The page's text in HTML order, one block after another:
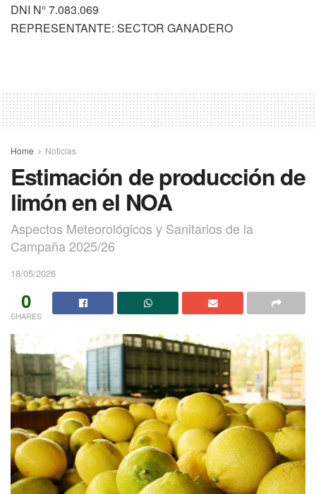
DNI N° 7.083.069
REPRESENTANTE: SECTOR GANADERO
Home Noticias
Estimación de producción de
limón en el NOA
Aspectos Meteorológicos y Sanitarios de la
Campaña 2025/26
18/05/2026
0
SHARES